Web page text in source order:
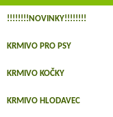
!!!!!!!!NOVINKY!!!!!!!!
KRMIVO PRO PSY
KRMIVO KOČKY
KRMIVO HLODAVEC